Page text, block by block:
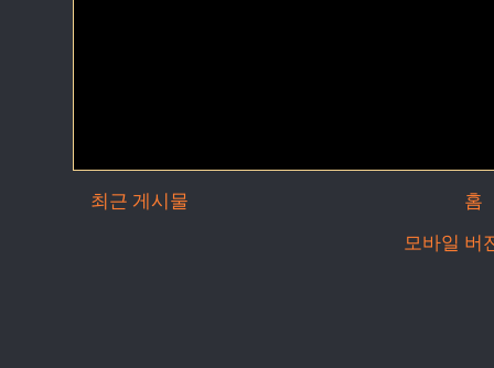
최근 게시물
홈
모바일 버